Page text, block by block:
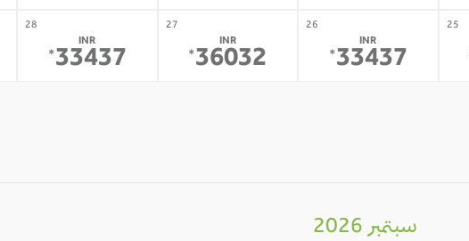
25
26
INR
33437
*
27
INR
36032
*
28
INR
33437
*
سبتمبر 2026